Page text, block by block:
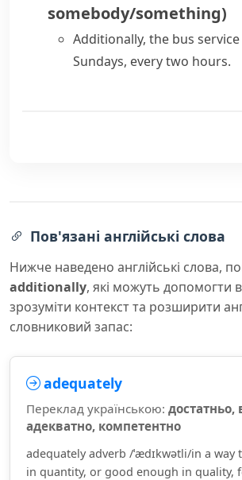
somebody/something)
Additionally, the bus
Sundays, every two hours.
Пов'язані англійські слова
Нижче наведено англійські слова,
additionally, які можуть допомогти
зрозуміти контекст та розширити
словниковий запас:
adequately
Переклад українською: достатньо,
адекватно, компетентно
adequately adverb /ˈædɪkwətli/in a way
in quantity, or good enough in quality,